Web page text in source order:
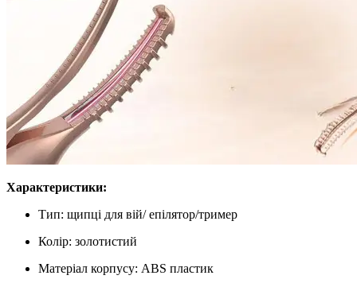
Характеристики:
Тип: щипці для вій/ епілятор/тример
Колір: золотистий
Матеріал корпусу: ABS пластик